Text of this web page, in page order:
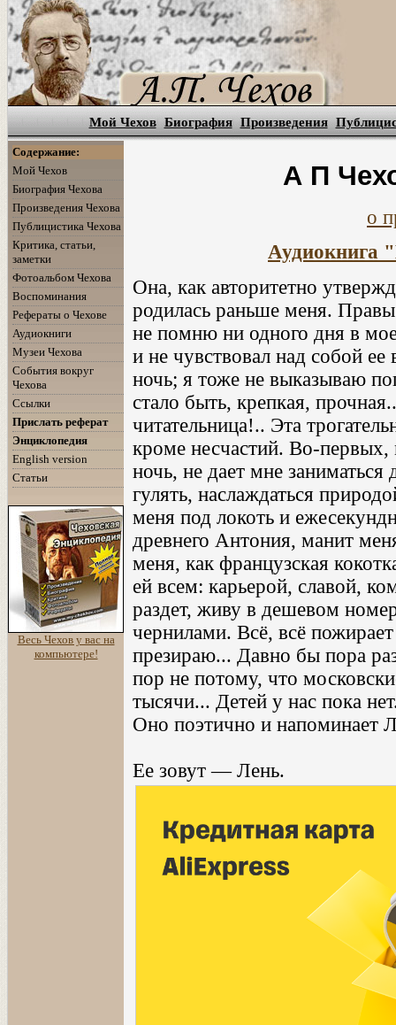
Мой Чехов Биография Произведения
Содержание:
Мой Чехов
Биография Чехова
Произведения Чехова
Публицистика Чехова
Критика, статьи,
заметки
Фотоальбом Чехова
Воспоминания
Рефераты о Чехове
Аудиокниги
Музеи Чехова
События вокруг
Чехова
Ссылки
Прислать реферат
Энциклопедия
English version
Статьи
Весь Чехов у вас на
компьютере!
А П
о
Аудиокнига
Она, как авторитетно
родилась раньше меня.
не помню ни одного дня в
и не чувствовал над собой
ночь; я тоже не выказываю
стало быть, крепкая,
читательница!.. Эта
кроме несчастий. Во-первых,
ночь, не дает мне
гулять, наслаждаться
меня под локоть и
древнего Антония, манит
меня, как французская
ей всем: карьерой, славой,
раздет, живу в дешевом
чернилами. Всё, всё
презираю... Давно бы пора
пор не потому, что
тысячи... Детей у нас пока
Оно поэтично и
Ее зовут — Лень.